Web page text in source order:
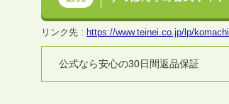
リンク先 : https://www.teinei.co.jp/lp/komachi
公式なら安心の30日間返品保証